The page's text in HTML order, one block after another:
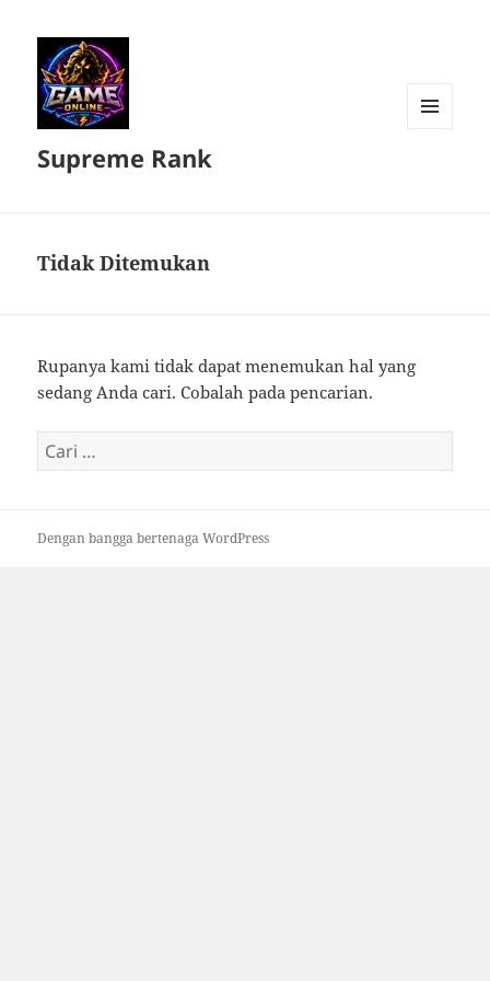
Supreme Rank
Tidak Ditemukan
Rupanya kami tidak dapat menemukan hal yang
sedang Anda cari. Cobalah pada pencarian.
Cari
untuk:
Dengan bangga bertenaga WordPress